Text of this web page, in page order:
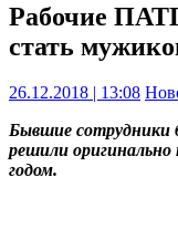
Рабочие
стать
26.12.2018 | 13:08
Бывшие сотрудники
решили оригинально
годом.